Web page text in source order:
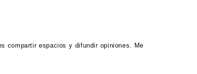
compartir espacios y difundir opiniones. Me